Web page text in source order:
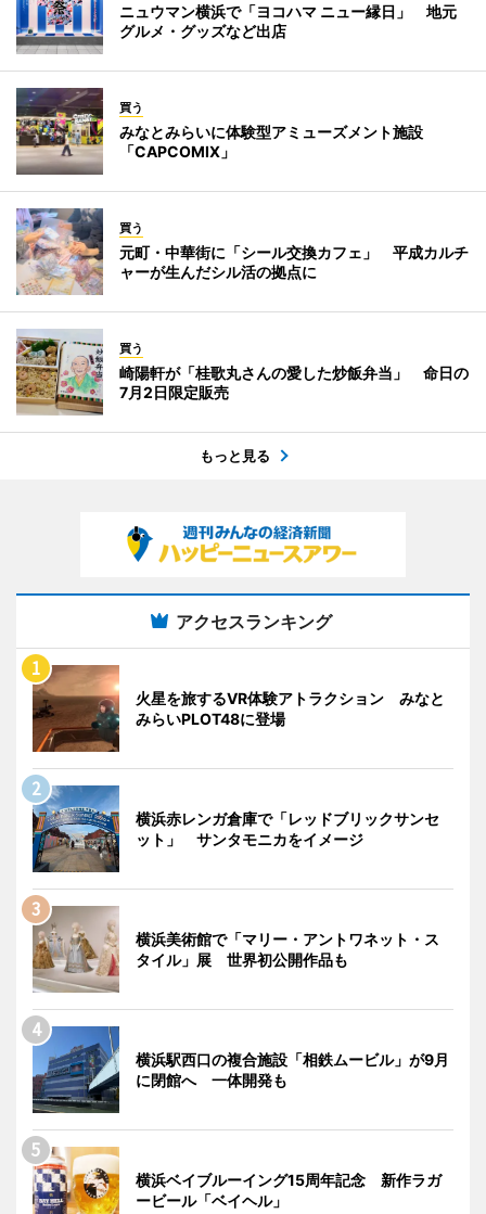
ニュウマン横浜で「ヨコハマ ニュー縁日」 地元
グルメ・グッズなど出店
買う
みなとみらいに体験型アミューズメント施設
「CAPCOMIX」
買う
元町・中華街に「シール交換カフェ」 平成カルチ
ャーが生んだシル活の拠点に
買う
崎陽軒が「桂歌丸さんの愛した炒飯弁当」 命日の
7月2日限定販売
もっと見る
アクセスランキング
火星を旅するVR体験アトラクション みなと
みらいPLOT48に登場
横浜赤レンガ倉庫で「レッドブリックサンセ
ット」 サンタモニカをイメージ
横浜美術館で「マリー・アントワネット・ス
タイル」展 世界初公開作品も
横浜駅西口の複合施設「相鉄ムービル」が9月
に閉館へ 一体開発も
横浜ベイブルーイング15周年記念 新作ラガ
ービール「ベイヘル」